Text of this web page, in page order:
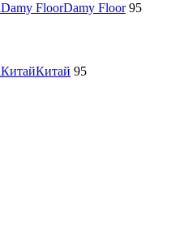
Damy FloorDamy Floor 95
КитайКитай 95